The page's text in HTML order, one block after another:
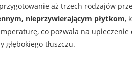
aż trzech rodzajów
nieprzywierającym płytkom,
co pozwala na upieczenie
tłuszczu.